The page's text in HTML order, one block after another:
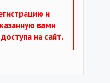
и
вами
на сайт.